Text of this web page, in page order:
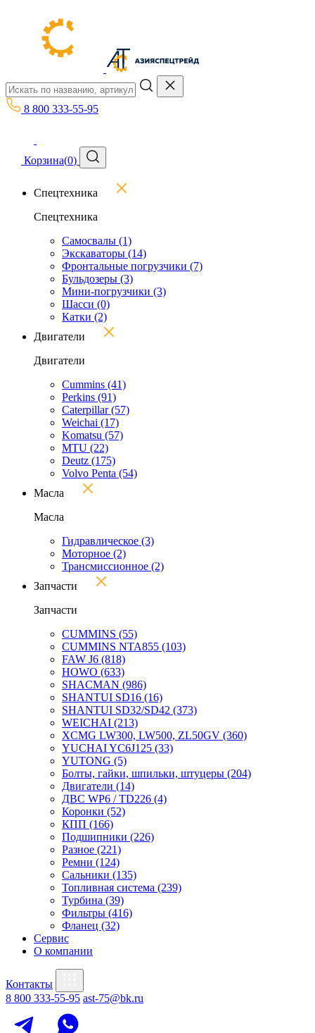
8 800 333-55-95
Корзина(0)
Спецтехника
Спецтехника
Самосвалы (1)
Экскаваторы (14)
Фронтальные погрузчики (7)
Бульдозеры (3)
Мини-погрузчики (3)
Шасси (0)
Катки (2)
Двигатели
Двигатели
Cummins (41)
Perkins (91)
Caterpillar(57)
Weichai (17)
Komatsu (57)
MTU (22)
Deutz (175)
Volvo Penta (54)
Масла
Масла
Гидравлическое (3)
Моторное (2)
Трансмиссионное (2)
Запчасти
Запчасти
CUMMINS (55)
CUMMINS NTA855 (103)
FAW J6 (818)
HOWO (633)
SHACMAN (986)
SHANTUI SD16 (16)
SHANTUI SD32/SD42 (373)
WEICHAI (213)
XCMG LW300, LW500, ZL50GV (360)
YUCHAI YC6J125 (33)
YUTONG (5)
Болты, гайки, шпильки, штуцеры (204)
Двигатели (14)
ДВС WP6 / TD226 (4)
Коронки (52)
КПП (166)
Подшипники (226)
Разное (221)
Ремни (124)
Сальники (135)
Топливная система (239)
Турбина (39)
Фильтры (416)
Фланец (32)
Сервис
О компании
Контакты
8 800 333-55-95 ast-75@bk.ru